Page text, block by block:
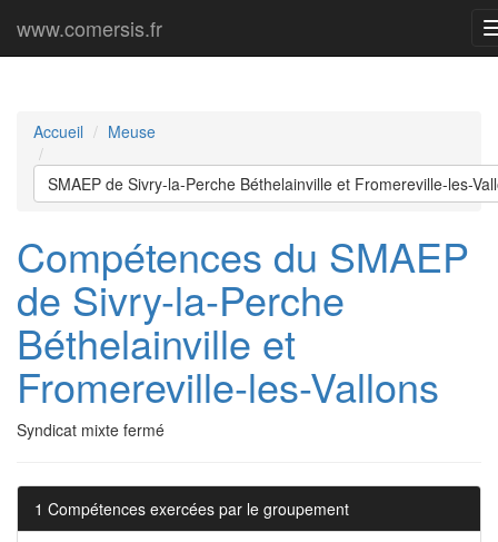
www.comersis.fr
Accueil Meuse
SMAEP de Sivry-la-Perche Béthelainville et Fromereville-les-
Compétences du SMAEP
de Sivry-la-Perche
Béthelainville et
Fromereville-les-Vallons
Syndicat mixte fermé
1 Compétences exercées par le groupement